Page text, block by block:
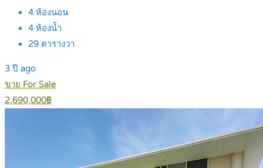
4 ห้องนอน
4 ห้องน้ำ
29 ตารางวา
3 ปี ago
ขาย For Sale
2,690,000฿